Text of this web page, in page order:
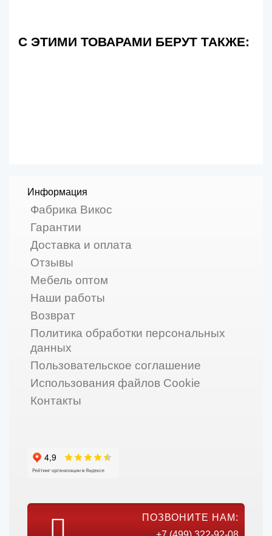
С ЭТИМИ ТОВАРАМИ БЕРУТ ТАКЖЕ:
Информация
Фабрика Викос
Гарантии
Доставка и оплата
Отзывы
Мебель оптом
Наши работы
Возврат
Политика обработки персональных
данных
Пользовательское соглашение
Использования файлов Cookie
Контакты
ПОЗВОНИТЕ НАМ: